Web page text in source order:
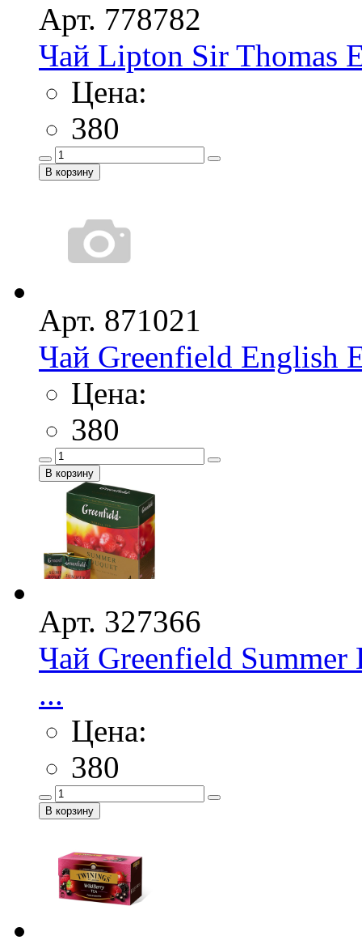
Арт. 778782
Чай Lipton Sir Thomas
Цена:
380
Арт. 871021
Чай Greenfield English
Цена:
380
Арт. 327366
Чай Greenfield Summer
...
Цена:
380